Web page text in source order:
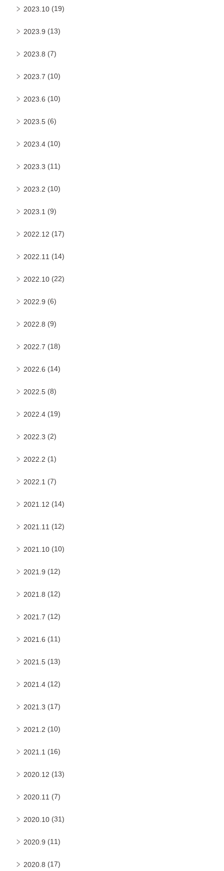
2023.10 (19)
2023.9 (13)
2023.8 (7)
2023.7 (10)
2023.6 (10)
2023.5 (6)
2023.4 (10)
2023.3 (11)
2023.2 (10)
2023.1 (9)
2022.12 (17)
2022.11 (14)
2022.10 (22)
2022.9 (6)
2022.8 (9)
2022.7 (18)
2022.6 (14)
2022.5 (8)
2022.4 (19)
2022.3 (2)
2022.2 (1)
2022.1 (7)
2021.12 (14)
2021.11 (12)
2021.10 (10)
2021.9 (12)
2021.8 (12)
2021.7 (12)
2021.6 (11)
2021.5 (13)
2021.4 (12)
2021.3 (17)
2021.2 (10)
2021.1 (16)
2020.12 (13)
2020.11 (7)
2020.10 (31)
2020.9 (11)
2020.8 (17)